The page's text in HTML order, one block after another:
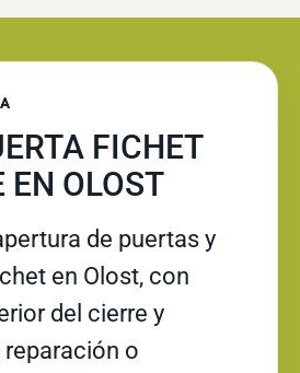
FICHET
EN OLOST
de puertas y
en Olost, con
del cierre y
o